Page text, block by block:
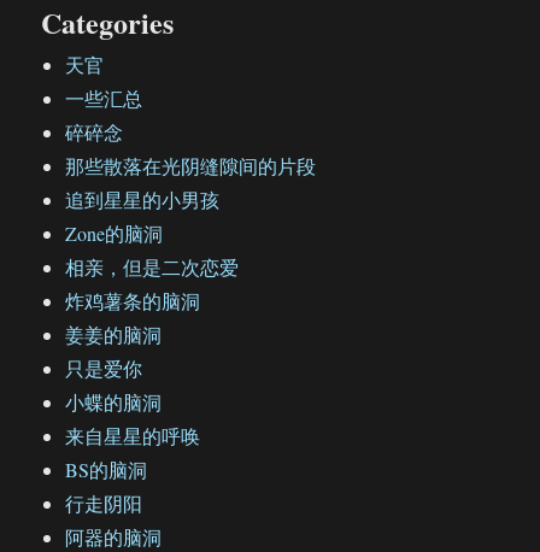
Categories
天官
一些汇总
碎碎念
那些散落在光阴缝隙间的片段
追到星星的小男孩
Zone的脑洞
相亲，但是二次恋爱
炸鸡薯条的脑洞
姜姜的脑洞
只是爱你
小蝶的脑洞
来自星星的呼唤
BS的脑洞
行走阴阳
阿器的脑洞